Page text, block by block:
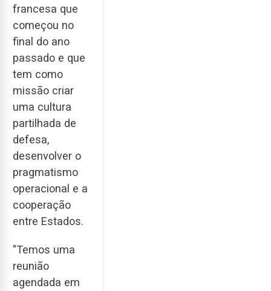
francesa que
começou no
final do ano
passado e que
tem como
missão criar
uma cultura
partilhada de
defesa,
desenvolver o
pragmatismo
operacional e a
cooperação
entre Estados.
"Temos uma
reunião
agendada em